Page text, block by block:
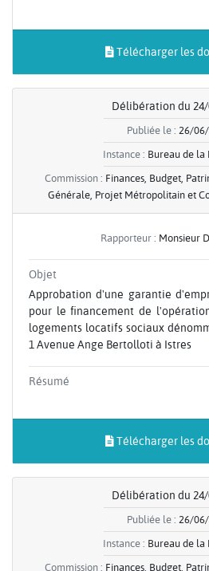
Télécharger les
Délibération du 24/
Publiée le : 26/
Instance : Bureau de
Commission : Finances, Budget,
Générale, Projet Métropolitain et
Rapporteur : Monsieur
Objet
Approbation d'une garantie
pour le financement de
logements locatifs sociaux
1 Avenue Ange Bertolloti à Istres
Résumé
Télécharger les
Délibération du 24/
Publiée le : 26/
Instance : Bureau de
Commission : Finances, Budget,